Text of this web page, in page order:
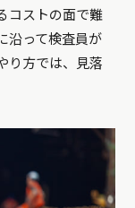
コストの面で難
沿って検査員が
り方では、見落